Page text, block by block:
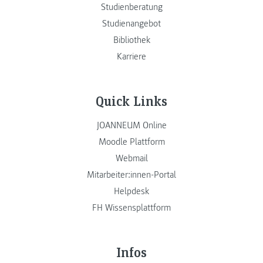
Studienberatung
Studienangebot
Bibliothek
Karriere
Quick Links
JOANNEUM Online
Moodle Plattform
Webmail
Mitarbeiter:innen-Portal
Helpdesk
FH Wissensplattform
Infos